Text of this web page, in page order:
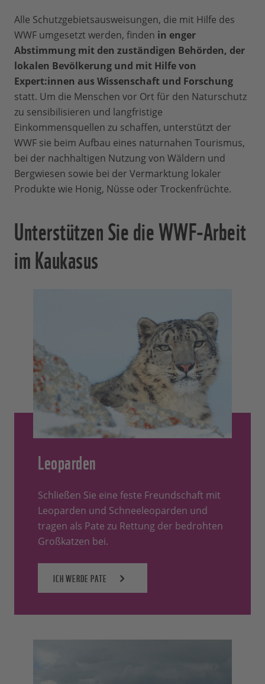
Alle Schutzgebietsausweisungen, die mit Hilfe des
WWF umgesetzt werden, finden in enger
Abstimmung mit den zuständigen Behörden, der
lokalen Bevölkerung und mit Hilfe von
Expert:innen aus Wissenschaft und Forschung
statt. Um die Menschen vor Ort für den Naturschutz
zu sensibilisieren und langfristige
Einkommensquellen zu schaffen, unterstützt der
WWF sie beim Aufbau eines naturnahen Tourismus,
bei der nachhaltigen Nutzung von Wäldern und
Bergwiesen sowie bei der Vermarktung lokaler
Produkte wie Honig, Nüsse oder Trockenfrüchte.
Unterstützen Sie die WWF-Arbeit
im Kaukasus
Leoparden
Schließen Sie eine feste Freundschaft mit
Leoparden und Schneeleoparden und
tragen als Pate zu Rettung der bedrohten
Großkatzen bei.
ICH WERDE PATE